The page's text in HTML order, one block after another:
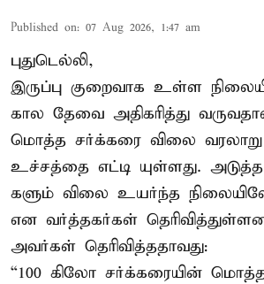
Published on: 07 Aug 2026, 1:47 am
புதுடெல்லி,
இருப்பு குறைவாக உள்ள
கால தேவை அதிகரித்து
மொத்த சர்க்கரை விலை
உச்சத்தை எட்டி யுள்ளது.
களும் விலை உயர்ந்த
என வர்த்தகர்கள்
அவர்கள் தெரிவித்ததாவது:
“100 கிலோ சர்க்கரையின்